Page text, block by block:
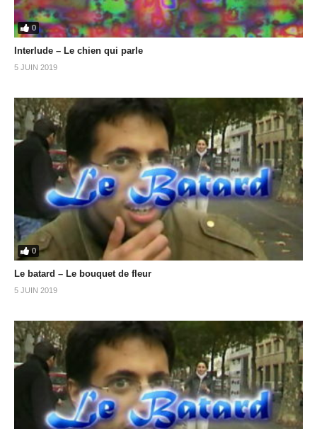
0
Interlude – Le chien qui parle
5 JUIN 2019
0
Le batard – Le bouquet de fleur
5 JUIN 2019